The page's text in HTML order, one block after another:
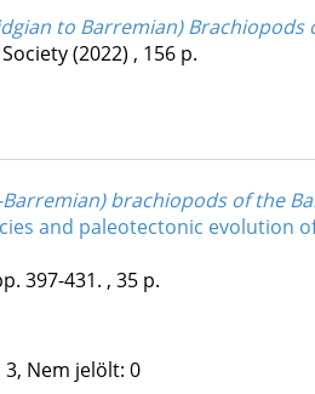
to Barremian)
(2022) , 156 p.
brachiopods of the
and paleotectonic evolution
397-431. , 35 p.
3, Nem jelölt: 0